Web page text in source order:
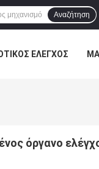
Αναζήτηση
ΈΛΕΓΧΟΣ
όργανο